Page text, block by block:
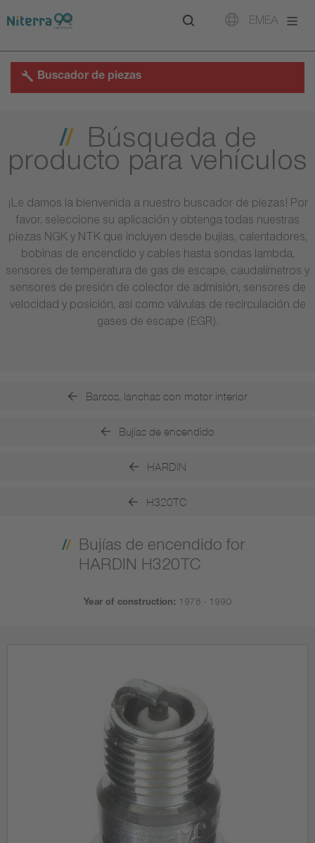
to
to
to
EMEA
Buscador de piezas
Búsqueda de
producto para vehículos
¡Le damos la bienvenida a nuestro buscador de piezas! Por
favor, seleccione su aplicación y obtenga todas nuestras
piezas NGK y NTK que incluyen desde bujías, calentadores,
bobinas de encendido y cables hasta sondas lambda,
sensores de temperatura de gas de escape, caudalímetros y
sensores de presión de colector de admisión, sensores de
velocidad y posición, así como válvulas de recirculación de
gases de escape (EGR).
Barcos, lanchas con motor interior
Bujías de encendido
HARDIN
H320TC
Bujías de encendido for
HARDIN H320TC
Year of construction: 1978 - 1990